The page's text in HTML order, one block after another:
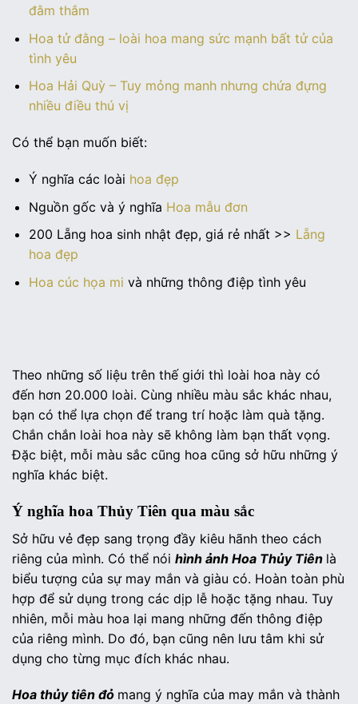
đằm thắm
Hoa tử đằng – loài hoa mang sức mạnh bất tử của
tình yêu
Hoa Hải Quỳ – Tuy mỏng manh nhưng chứa đựng
nhiều điều thú vị
Có thể bạn muốn biết:
Ý nghĩa các loài hoa đẹp
Nguồn gốc và ý nghĩa Hoa mẫu đơn
200 Lẵng hoa sinh nhật đẹp, giá rẻ nhất >> Lẵng
hoa đẹp
Hoa cúc họa mi và những thông điệp tình yêu
Theo những số liệu trên thế giới thì loài hoa này có
đến hơn 20.000 loài. Cùng nhiều màu sắc khác nhau,
bạn có thể lựa chọn để trang trí hoặc làm quà tặng.
Chắn chắn loài hoa này sẽ không làm bạn thất vọng.
Đặc biệt, mỗi màu sắc cũng hoa cũng sở hữu những ý
nghĩa khác biệt.
Ý nghĩa hoa Thủy Tiên qua màu sắc
Sở hữu vẻ đẹp sang trọng đầy kiêu hãnh theo cách
riêng của mình. Có thể nói hình ảnh Hoa Thủy Tiên là
biểu tượng của sự may mắn và giàu có. Hoàn toàn phù
hợp để sử dụng trong các dịp lễ hoặc tặng nhau. Tuy
nhiên, mỗi màu hoa lại mang những đến thông điệp
của riêng mình. Do đó, bạn cũng nên lưu tâm khi sử
dụng cho từng mục đích khác nhau.
Hoa thủy tiên đỏ mang ý nghĩa của may mắn và thành